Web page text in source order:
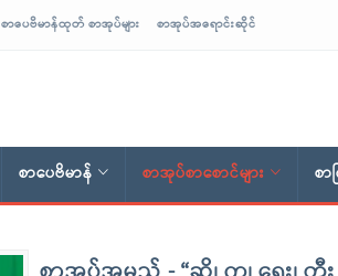
စာပေဗိမာန်ထုတ် စာအုပ်များ စာအုပ်အရောင်းဆိုင်
စာပေဗိမာန် စာအုပ်စာစောင်များ စ